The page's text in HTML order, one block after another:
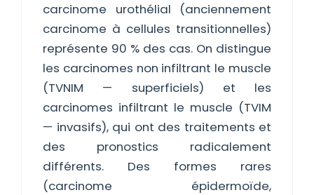
carcinome urothélial (anciennement
carcinome à cellules transitionnelles)
représente 90 % des cas. On distingue
les carcinomes non infiltrant le muscle
(TVNIM — superficiels) et les
carcinomes infiltrant le muscle (TVIM
— invasifs), qui ont des traitements et
des pronostics radicalement
différents. Des formes rares
(carcinome épidermoïde,